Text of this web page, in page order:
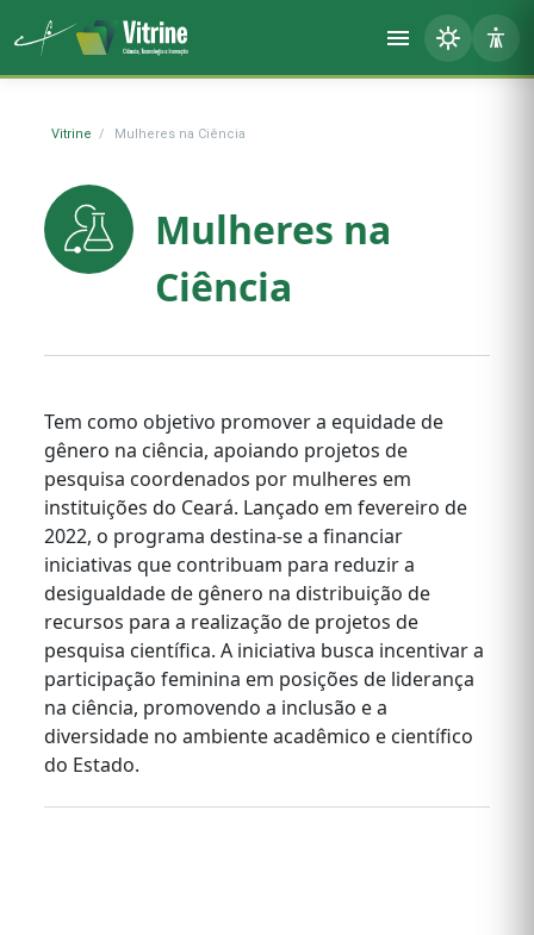
Vitrine Mulheres na Ciência
Mulheres na
Ciência
Tem como objetivo promover a equidade de
gênero na ciência, apoiando projetos de
pesquisa coordenados por mulheres em
instituições do Ceará. Lançado em fevereiro de
2022, o programa destina-se a financiar
iniciativas que contribuam para reduzir a
desigualdade de gênero na distribuição de
recursos para a realização de projetos de
pesquisa científica. A iniciativa busca incentivar a
participação feminina em posições de liderança
na ciência, promovendo a inclusão e a
diversidade no ambiente acadêmico e científico
do Estado.